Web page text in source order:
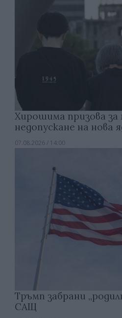
Хирошима призова за
недопускане на нова
07.08.2026 / 14:00
Тръмп забрани
САЩ